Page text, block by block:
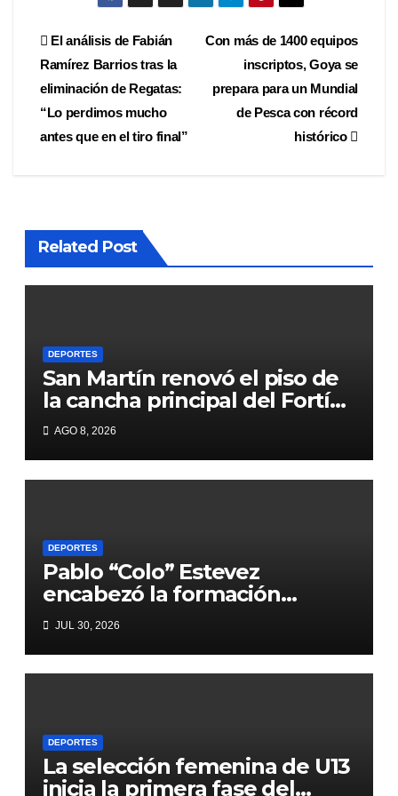
Navegación
de
entradas
Con más de 1400 equipos
inscriptos, Goya se
prepara para un Mundial
de Pesca con récord
histórico
El análisis de Fabián
Ramírez Barrios tras la
eliminación de Regatas:
“Lo perdimos mucho
antes que en el tiro final”
Related Post
DEPORTES
San Martín renovó el piso de
la cancha principal del Fortín
Rojinegro
AGO 8, 2026
DEPORTES
Pablo “Colo” Estevez
encabezó la formación
arbitral en Corrientes
JUL 30, 2026
DEPORTES
La selección femenina de U13
inicia la primera fase del